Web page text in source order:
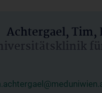
Achtergael, Tim,